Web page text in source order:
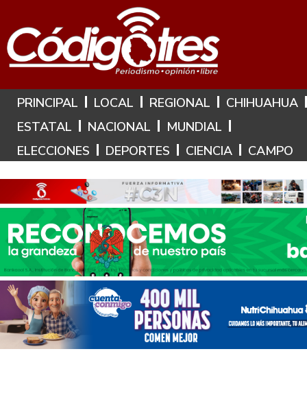
Hoy es: 9 de Agosto de 2026
PRINCIPAL LOCAL REGIONAL
CHIHUAHUA
ESTATAL
NACIONAL
MUNDIAL
ELECCIONES
DEPORTES CIENCIA CAMPO